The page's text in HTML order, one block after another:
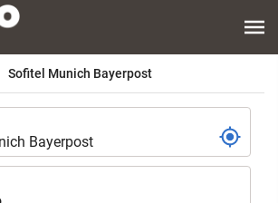
Sofitel Munich Bayerpost